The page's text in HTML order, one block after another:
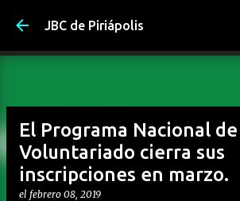
Ir al contenido principal
JBC de Piriápolis
El Programa Nacional de
Voluntariado cierra sus
inscripciones en marzo.
el febrero 08, 2019